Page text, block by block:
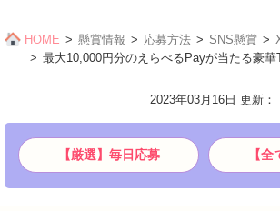
HOME 懸賞情報 応募方法 SNS懸賞
最大10,000円分のえらべるPayが当たる豪華
2023年03月16日 更新 ：
【厳選】毎日応募 【